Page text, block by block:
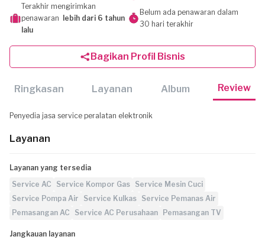
Terakhir mengirimkan
penawaran
lebih dari 6 tahun
lalu
Belum ada penawaran dalam
30 hari terakhir
Bagikan Profil Bisnis
Ringkasan Layanan Album Review
Penyedia jasa service peralatan elektronik
Layanan
Layanan yang tersedia
Service AC
Service Kompor Gas Service Mesin Cuci
Service Pompa Air
Service Kulkas Service Pemanas Air
Pemasangan AC
Service AC Perusahaan Pemasangan TV
Jangkauan layanan